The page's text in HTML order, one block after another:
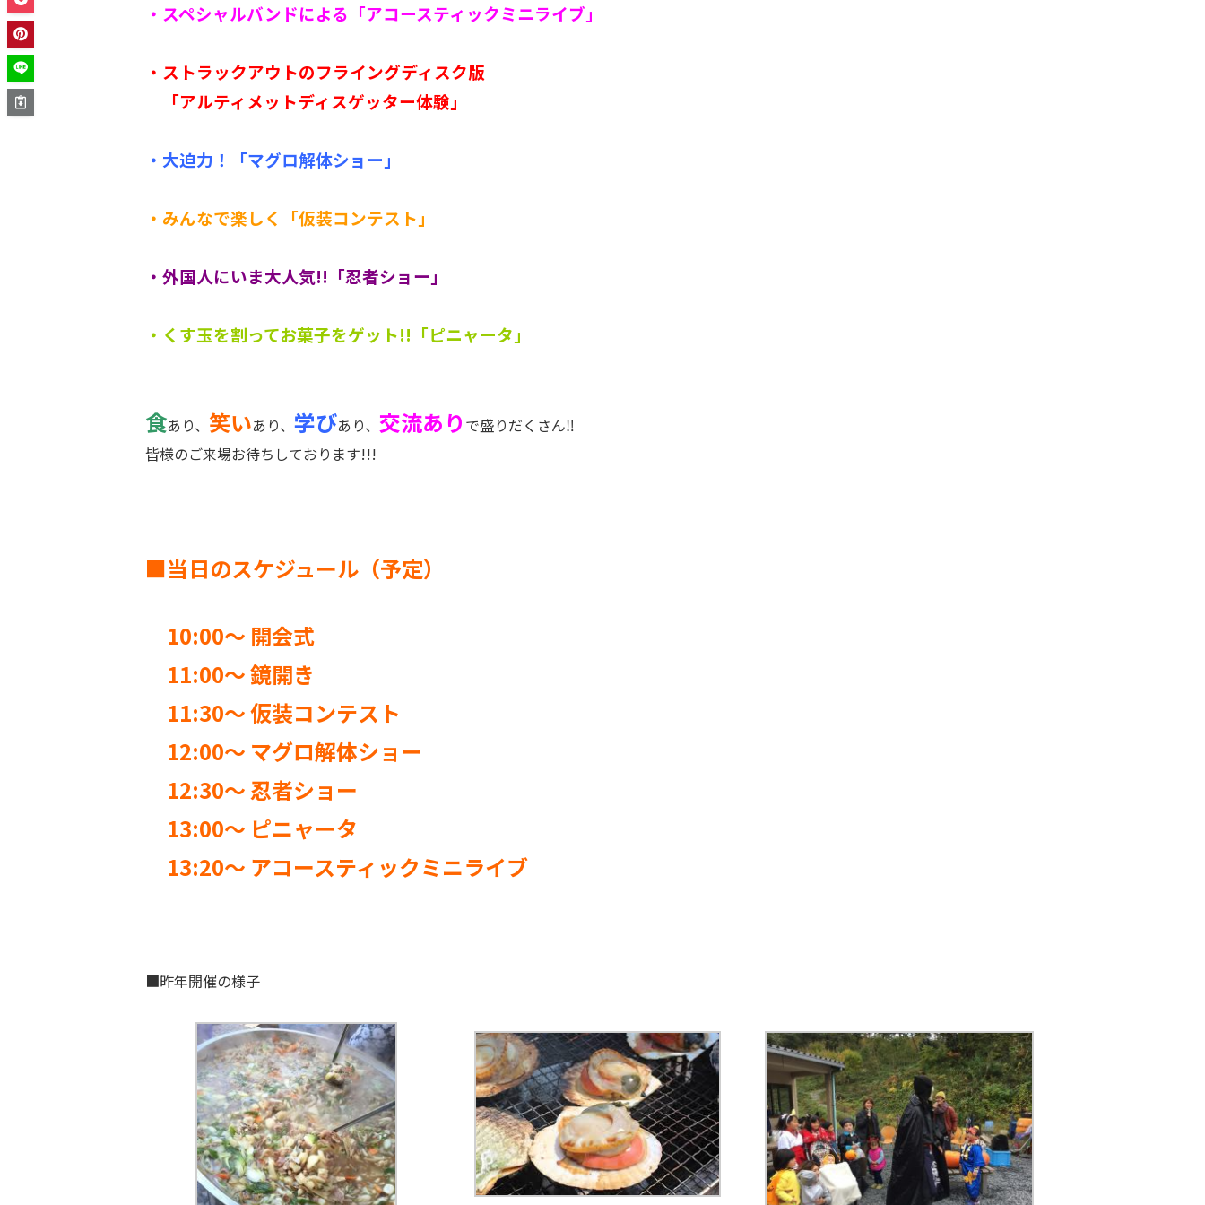
・スペシャルバンドによる「アコースティックミニライブ」
・ストラックアウトのフライングディスク版
「アルティメットディスゲッター体験」
・大迫力！「マグロ解体ショー」
・みんなで楽しく「仮装コンテスト」
・外国人にいま大人気!!「忍者ショー」
・くす玉を割ってお菓子をゲット!!「ピニャータ」
食あり、 笑いあり、 学びあり、 交流あり で盛りだくさん‼
皆様のご来場お待ちしております!!!
■当日のスケジュール（予定）
10:00～ 開会式
11:00～ 鏡開き
11:30～ 仮装コンテスト
12:00～ マグロ解体ショー
12:30～ 忍者ショー
13:00～ ピニャータ
13:20～ アコースティックミニライブ
■昨年開催の様子